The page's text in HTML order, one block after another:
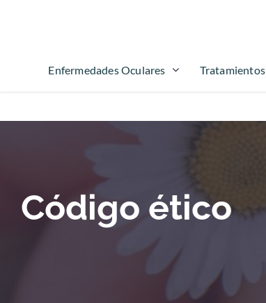
Enfermedades Oculares Tratamientos
Código ético